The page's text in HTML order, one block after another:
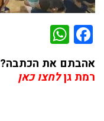
Facebook
אהבתם את הכתבה?
רמת גןלחצו כאן